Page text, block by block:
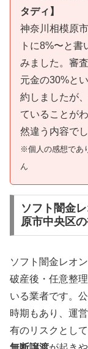
タディ】
神奈川相模原
トに8%〜と
みました。審
元金の30%と
約しましたが
ていることが
然違う内容でし
※個人の感想であ
ん
ソフト闇金
原市中央区の
ソフト闇金レオ
破産後・任意整
いる業者です。
時期もあり、運
有のリスクとして